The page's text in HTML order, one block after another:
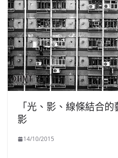
「光、影、線條結合
影
14/10/2015